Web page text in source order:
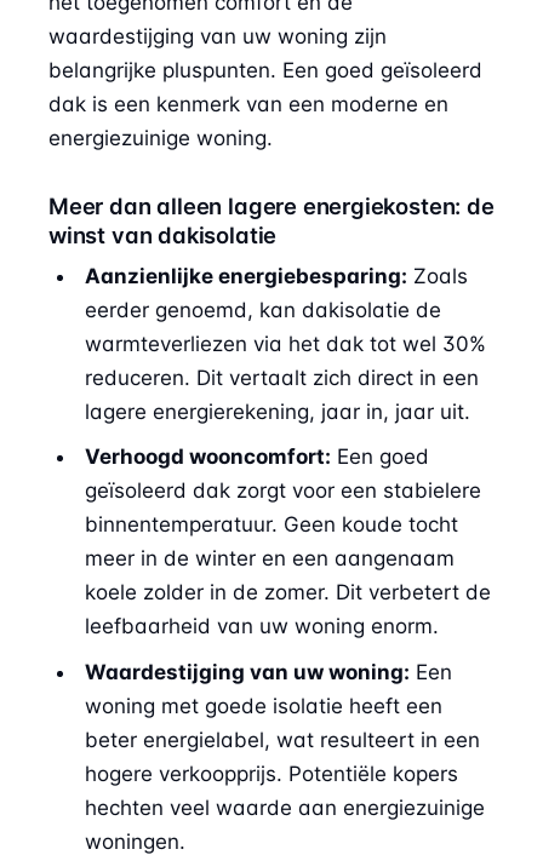
waardestijging van uw woning zijn
belangrijke pluspunten. Een goed geïsoleerd
dak is een kenmerk van een moderne en
energiezuinige woning.
Meer dan alleen lagere energiekosten: de
winst van dakisolatie
Aanzienlijke energiebesparing: Zoals
eerder genoemd, kan dakisolatie de
warmteverliezen via het dak tot wel 30%
reduceren. Dit vertaalt zich direct in een
lagere energierekening, jaar in, jaar uit.
Verhoogd wooncomfort: Een goed
geïsoleerd dak zorgt voor een stabielere
binnentemperatuur. Geen koude tocht
meer in de winter en een aangenaam
koele zolder in de zomer. Dit verbetert de
leefbaarheid van uw woning enorm.
Waardestijging van uw woning: Een
woning met goede isolatie heeft een
beter energielabel, wat resulteert in een
hogere verkoopprijs. Potentiële kopers
hechten veel waarde aan energiezuinige
woningen.